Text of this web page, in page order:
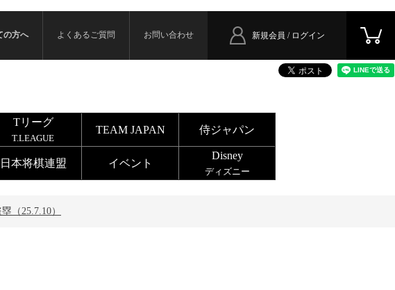
新規会員 / ログイン
の方へ よくあるご質問 お問い合わせ
Tリーグ
T.LEAGUE
TEAM JAPAN 侍ジャパン
日本将棋連盟 イベント
Disney
ディズニー
（25.7.10）